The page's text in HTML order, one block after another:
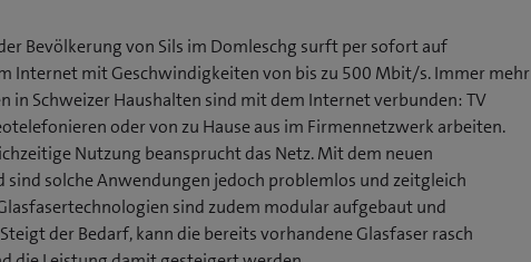
Bevölkerung von Sils im Domleschg surft per sofort auf
Internet mit Geschwindigkeiten von bis zu 500 Mbit/s. Immer mehr
in Schweizer Haushalten sind mit dem Internet verbunden: TV
oder von zu Hause aus im Firmennetzwerk arbeiten.
Nutzung beansprucht das Netz. Mit dem neuen
sind solche Anwendungen jedoch problemlos und zeitgleich
sind zudem modular aufgebaut und
der Bedarf, kann die bereits vorhandene Glasfaser rasch